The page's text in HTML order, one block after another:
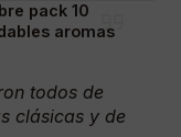
pack 10
aromas
todos de
clásicas y de